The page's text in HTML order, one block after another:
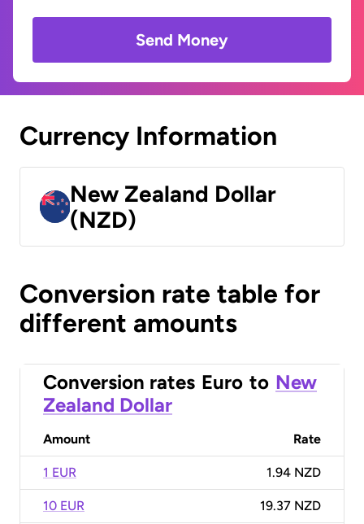
Send Money
Currency Information
New Zealand Dollar
(NZD)
Conversion rate table for
different amounts
Conversion rates Euro to New
Zealand Dollar
Amount Rate
1 EUR 1.94 NZD
10 EUR 19.37 NZD